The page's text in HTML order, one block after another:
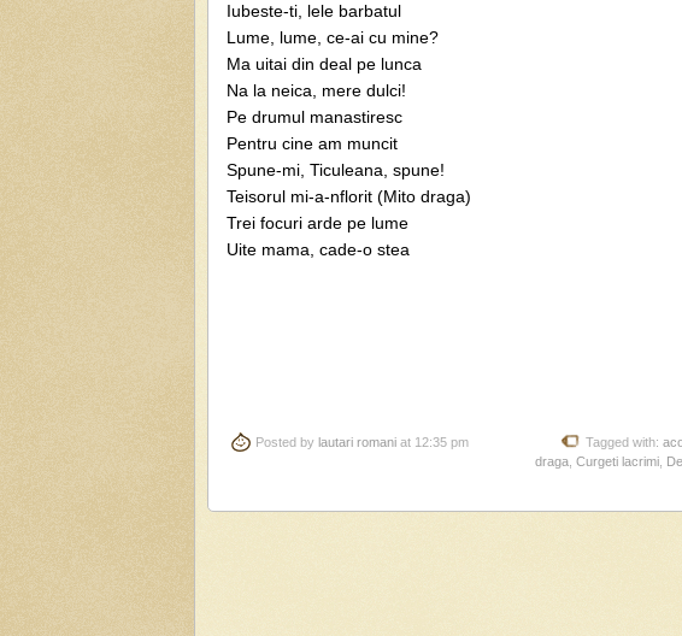
Iubeste-ti, lele barbatul
Lume, lume, ce-ai cu mine?
Ma uitai din deal pe lunca
Na la neica, mere dulci!
Pe drumul manastiresc
Pentru cine am muncit
Spune-mi, Ticuleana, spune!
Teisorul mi-a-nflorit (Mito draga)
Trei focuri arde pe lume
Uite mama, cade-o stea
Posted by lautari romani at 12:35 pm Tagged with:
draga Curgeti lacrimi